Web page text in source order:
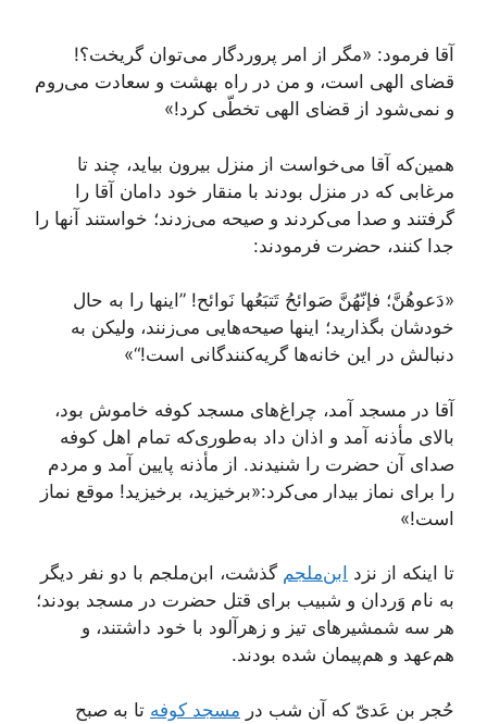
آقا فرمود: «مگر از امر پروردگار می‌توان گریخت؟!
قضای الهی است، و من در راه بهشت و سعادت می‌روم
و نمی‌شود از قضای الهی تخطّی کرد!»
همین‌که آقا می‌خواست از منزل بیرون بیاید، چند تا
مرغابی که در منزل بودند با منقار خود دامان آقا را
گرفتند و صدا می‌کردند و صیحه می‌زدند؛ خواستند آنها را
جدا کنند، حضرت فرمودند:
«دَعوهُنَّ؛ فإنّهُنَّ صَوائحُ تَتبَعُها نَوائح! ”اینها را به حال
خودشان بگذارید؛ اینها صیحه‌هایی می‌زنند، ولیکن به
دنبالش در این خانه‌ها گریه‌کنندگانی است!“»
آقا در مسجد آمد، چراغ‌های مسجد کوفه خاموش بود،
بالای مأذنه آمد و اذان داد به‌طوری‌که تمام اهل کوفه
صدای آن حضرت را شنیدند. از مأذنه پایین آمد و مردم
را برای نماز بیدار می‌کرد:«برخیزید، برخیزید! موقع نماز
است!»
تا اینکه از نزد ابن‌ملجم گذشت، ابن‌ملجم با دو نفر دیگر
به نام وَردان و شبیب برای قتل حضرت در مسجد بودند؛
هر سه شمشیرهای تیز و زهرآلود با خود داشتند، و
هم‌عهد و هم‌پیمان شده بودند.
حُجر بن عَدیّ که آن شب در مسجد کوفه تا به صبح